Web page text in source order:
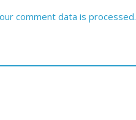
comment data is processed.